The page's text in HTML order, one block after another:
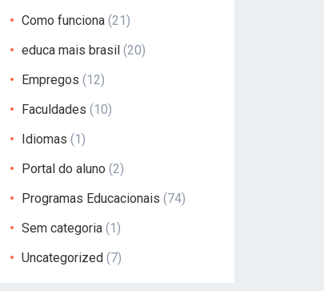
Como funciona (21)
educa mais brasil (20)
Empregos (12)
Faculdades (10)
Idiomas (1)
Portal do aluno (2)
Programas Educacionais (74)
Sem categoria (1)
Uncategorized (7)